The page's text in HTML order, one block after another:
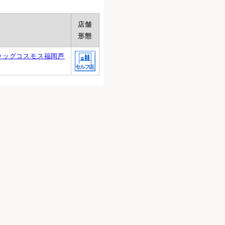
店舗
形態
グコスモス福岡芦